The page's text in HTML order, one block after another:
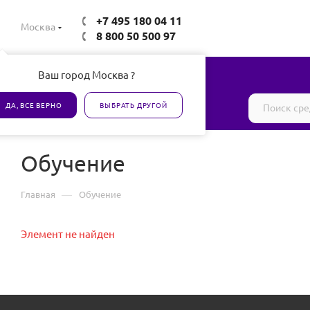
Москва
Ваш город Москва ?
ДА, ВСЕ ВЕРНО ВЫБРАТЬ ДРУГОЙ
+7 495 180 04 11
8 800 50 500 97
Все товары сертифицированы
Обучение
Главная — Обучение
Элемент не найден